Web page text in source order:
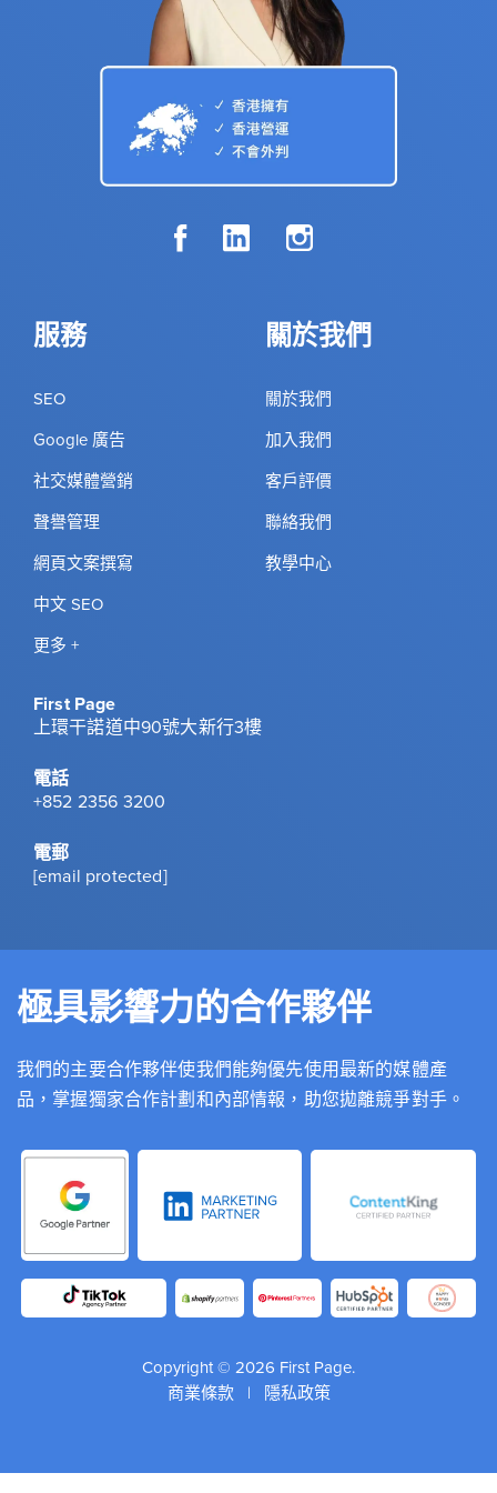
服務
SEO
Google 廣告
社交媒體營銷
聲譽管理
網頁文案撰寫
中文 SEO
更多 +
關於我們
關於我們
加入我們
客戶評價
聯絡我們
教學中心
First Page
上環干諾道中90號大新行3樓
電話
+852 2356 3200
電郵
[email protected]
極具影響力的合作夥伴
我們的主要合作夥伴使我們能夠優先使用最新的媒體產
品，掌握獨家合作計劃和內部情報，助您拋離競爭對手。
Copyright © 2026 First Page.
商業條款
| 隱私政策